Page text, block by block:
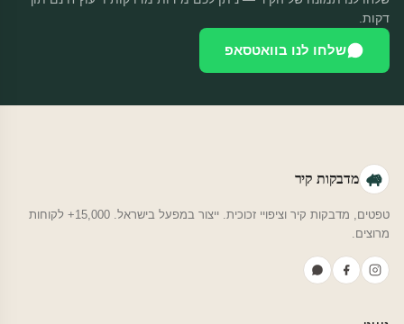
דקות.
שלחו לנו בוואטסאפ
מדבקות קיר
טפטים, מדבקות קיר וציפויי זכוכית. ייצור במפעל בישראל. 15,000+ לקוחות
מרוצים.